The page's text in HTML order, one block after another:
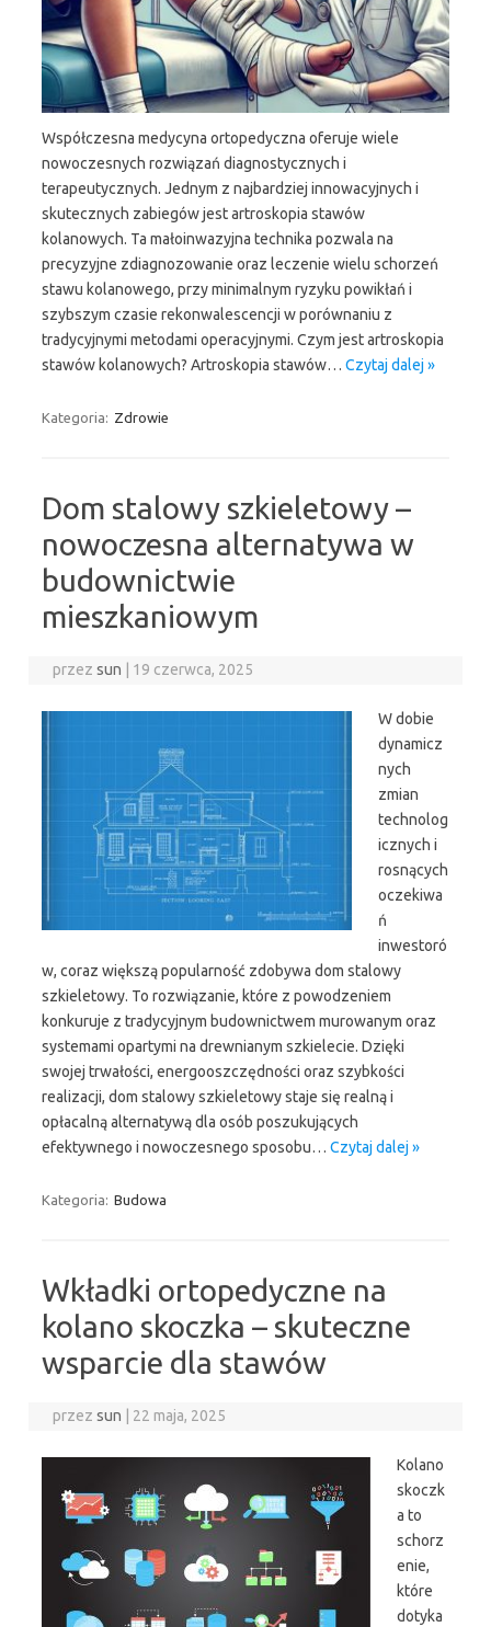
Współczesna medycyna ortopedyczna oferuje wiele
nowoczesnych rozwiązań diagnostycznych i
terapeutycznych. Jednym z najbardziej innowacyjnych i
skutecznych zabiegów jest artroskopia stawów
kolanowych. Ta małoinwazyjna technika pozwala na
precyzyjne zdiagnozowanie oraz leczenie wielu schorzeń
stawu kolanowego, przy minimalnym ryzyku powikłań i
szybszym czasie rekonwalescencji w porównaniu z
tradycyjnymi metodami operacyjnymi. Czym jest artroskopia
stawów kolanowych? Artroskopia stawów… Czytaj dalej »
Kategoria: Zdrowie
Dom stalowy szkieletowy –
nowoczesna alternatywa w
budownictwie
mieszkaniowym
przezsun 19 czerwca, 2025
W dobie
dynamicz
nych
zmian
technolog
icznych i
rosnących
oczekiwa
ń
inwestoró
w, coraz większą popularność zdobywa dom stalowy
szkieletowy. To rozwiązanie, które z powodzeniem
konkuruje z tradycyjnym budownictwem murowanym oraz
systemami opartymi na drewnianym szkielecie. Dzięki
swojej trwałości, energooszczędności oraz szybkości
realizacji, dom stalowy szkieletowy staje się realną i
opłacalną alternatywą dla osób poszukujących
efektywnego i nowoczesnego sposobu… Czytaj dalej »
Kategoria: Budowa
Wkładki ortopedyczne na
kolano skoczka – skuteczne
wsparcie dla stawów
przezsun 22 maja, 2025
Kolano
skoczk
a to
schorz
enie,
które
dotyka